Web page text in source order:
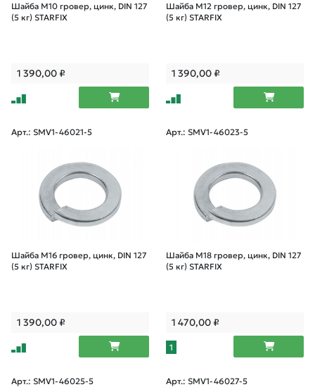
Шайба М10 гровер, цинк, DIN 127
(5 кг) STARFIX
1 390,00₽
Шайба М12 гровер, цинк, DIN 127
(5 кг) STARFIX
1 390,00₽
Арт.: SMV1-46021-5
Шайба М16 гровер, цинк, DIN 127
(5 кг) STARFIX
1 390,00₽
Арт.: SMV1-46023-5
Шайба М18 гровер, цинк, DIN 127
(5 кг) STARFIX
1 470,00₽
1
Арт.: SMV1-46025-5 Арт.: SMV1-46027-5